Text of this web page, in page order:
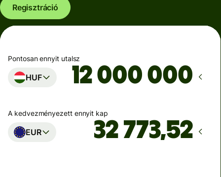
Regisztráció
Pontosan ennyit utalsz
HUF
A kedvezményezett ennyit kap
EUR